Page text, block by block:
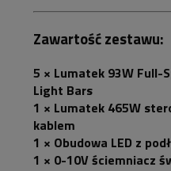
Zawartość zestawu:
5 × Lumatek 93W Full-
Light Bars
1 × Lumatek 465W
kablem
1 × Obudowa LED z
1 × 0-10V ściemniacz